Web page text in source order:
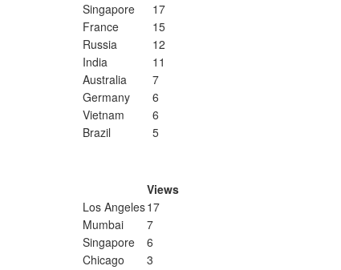
Singapore
17
France
15
Russia
12
India
11
Australia
7
Germany
6
Vietnam
6
Brazil
5
Views
Los Angeles17
Mumbai
7
Singapore
6
Chicago
3